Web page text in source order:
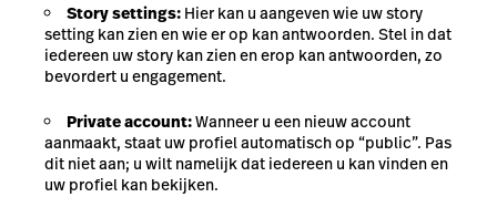
Story settings: Hier kan u aangeven wie uw story
setting kan zien en wie er op kan antwoorden. Stel in dat
iedereen uw story kan zien en erop kan antwoorden, zo
bevordert u engagement.
Private account:Wanneer u een nieuw account
aanmaakt, staat uw profiel automatisch op “public”. Pas
dit niet aan; u wilt namelijk dat iedereen u kan vinden en
uw profiel kan bekijken.